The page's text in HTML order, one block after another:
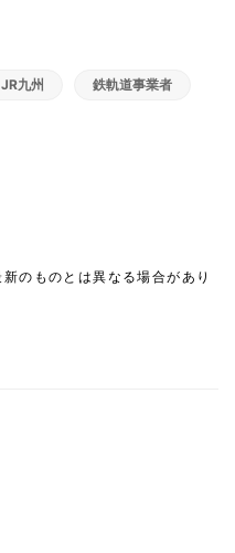
JR九州 鉄軌道事業者
のものとは異なる場合があり